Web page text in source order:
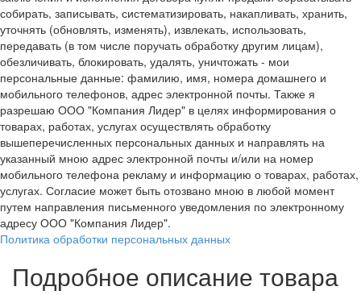
собирать, записывать, систематизировать, накапливать, хранить,
уточнять (обновлять, изменять), извлекать, использовать,
передавать (в том числе поручать обработку другим лицам),
обезличивать, блокировать, удалять, уничтожать - мои
персональные данные: фамилию, имя, номера домашнего и
мобильного телефонов, адрес электронной почты. Также я
разрешаю ООО "Компания Лидер" в целях информирования о
товарах, работах, услугах осуществлять обработку
вышеперечисленных персональных данных и направлять на
указанный мною адрес электронной почты и/или на номер
мобильного телефона рекламу и информацию о товарах, работах,
услугах. Согласие может быть отозвано мною в любой момент
путем направления письменного уведомления по электронному
адресу ООО "Компания Лидер".
Политика обработки персональных данных
Подробное описание товара